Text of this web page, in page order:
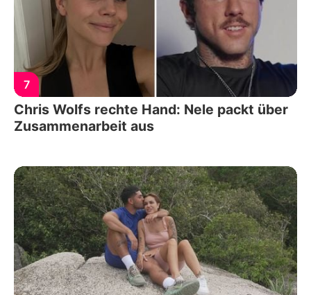
7
Chris Wolfs rechte Hand: Nele packt über
Zusammenarbeit aus